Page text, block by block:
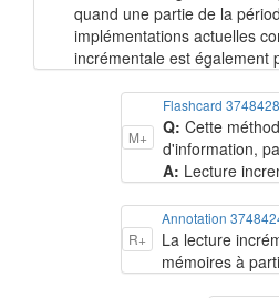
quand une partie de la
implémentations actuelles
incrémentale est également
M+
Flashcard
Q:Cette
d'information,
A: Lecture
R+
Annotation
La lecture
mémoires à